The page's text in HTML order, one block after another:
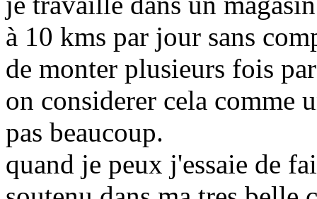
à 10 kms par jour sans
de monter plusieurs fois
on considerer cela comme
pas beaucoup.
quand je peux j'essaie de